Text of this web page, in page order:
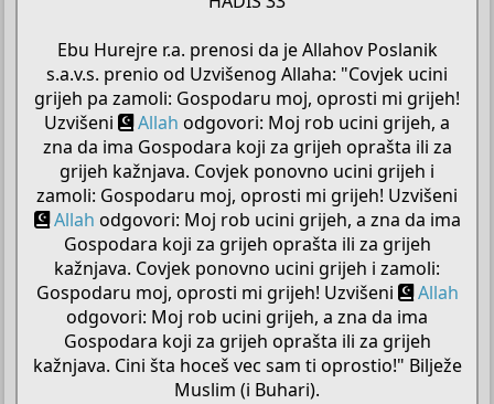
Ebu Hurejre r.a. prenosi da je Allahov Poslanik
s.a.v.s. prenio od Uzvišenog Allaha: "Covjek ucini
grijeh pa zamoli: Gospodaru moj, oprosti mi grijeh!
Uzvišeni
Allah odgovori: Moj rob ucini grijeh, a
zna da ima Gospodara koji za grijeh oprašta ili za
grijeh kažnjava. Covjek ponovno ucini grijeh i
zamoli: Gospodaru moj, oprosti mi grijeh! Uzvišeni
Allah odgovori: Moj rob ucini grijeh, a zna da ima
Gospodara koji za grijeh oprašta ili za grijeh
kažnjava. Covjek ponovno ucini grijeh i zamoli:
Gospodaru moj, oprosti mi grijeh! Uzvišeni
Allah
odgovori: Moj rob ucini grijeh, a zna da ima
Gospodara koji za grijeh oprašta ili za grijeh
kažnjava. Cini šta hoceš vec sam ti oprostio!" Bilježe
Muslim (i Buhari).